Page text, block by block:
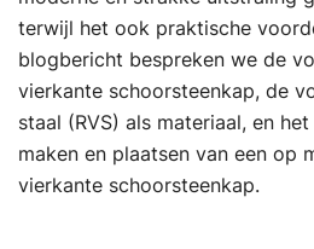
terwijl het ook praktische
blogbericht bespreken we de
vierkante schoorsteenkap, de
staal (RVS) als materiaal, en
maken en plaatsen van een op
vierkante schoorsteenkap.